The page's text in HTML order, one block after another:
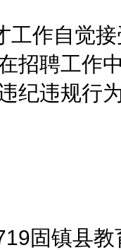
作自觉接
招聘工作
纪违规行
固镇县教